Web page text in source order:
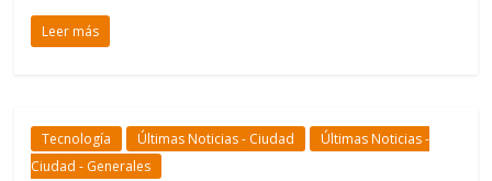
Leer más
Tecnología Últimas Noticias - Ciudad
Últimas Noticias -
Ciudad - Generales